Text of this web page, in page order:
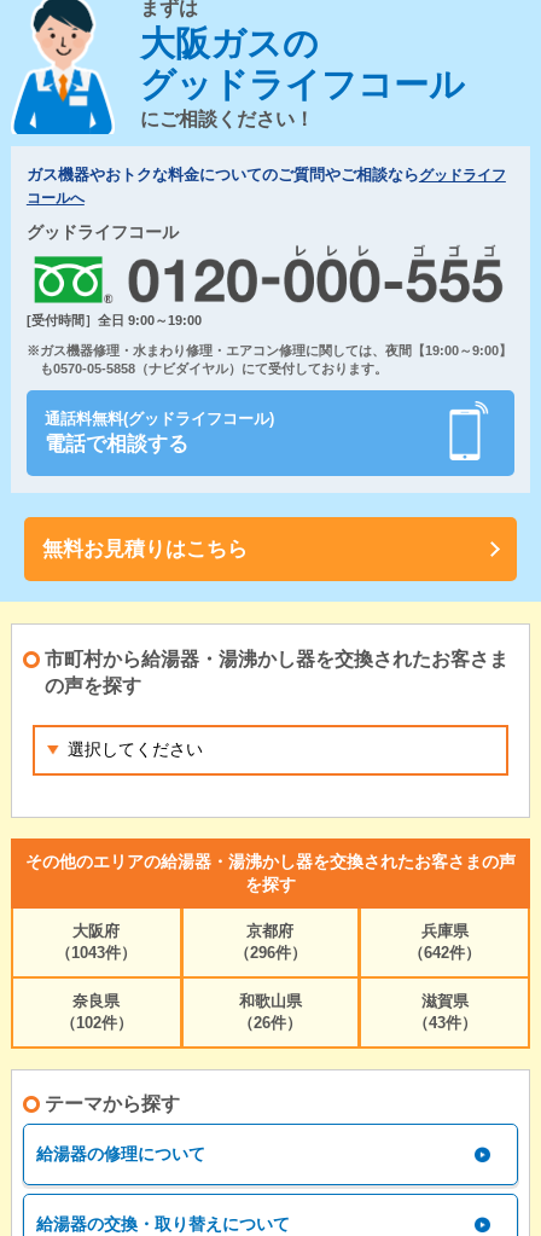
まずは
大阪ガスの
グッドライフコール
にご相談ください！
ガス機器やおトクな料金についてのご質問やご相談ならグッドライフ
コールへ
グッドライフコール
[受付時間］全日 9:00～19:00
※ガス機器修理・水まわり修理・エアコン修理に関しては、夜間【19:00～9:00】
も0570-05-5858（ナビダイヤル）にて受付しております。
通話料無料(グッドライフコール)
電話で相談する
無料お見積りはこちら
市町村から給湯器・湯沸かし器を交換されたお客さま
の声を探す
その他のエリアの給湯器・湯沸かし器を交換されたお客さまの声
を探す
大阪府
（1043件）
京都府
（296件）
兵庫県
（642件）
奈良県
（102件）
和歌山県
（26件）
滋賀県
（43件）
テーマから探す
給湯器の修理について
給湯器の交換・取り替えについて